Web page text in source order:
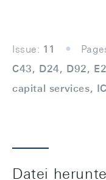
Issue: 11
C43, D24, D92,
capital services,
Datei